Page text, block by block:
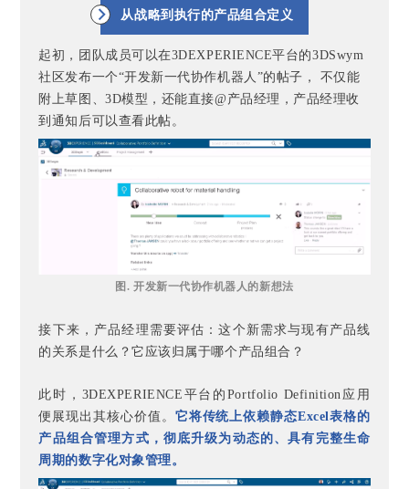
从战略到执行的产品组合定义
起初，团队成员可以在3DEXPERIENCE平台的3DSwym
社区发布一个“开发新一代协作机器人”的帖子， 不仅能
附上草图、3D模型，还能直接@产品经理，产品经理收
到通知后可以查看此帖。
图. 开发新一代协作机器人的新想法
接下来，产品经理需要评估：这个新需求与现有产品线
的关系是什么？它应该归属于哪个产品组合？
此时，3DEXPERIENCE平台的Portfolio Definition应用
便展现出其核心价值。 它将传统上依赖静态Excel表格的
产品组合管理方式，彻底升级为动态的、具有完整生命
周期的数字化对象管理。